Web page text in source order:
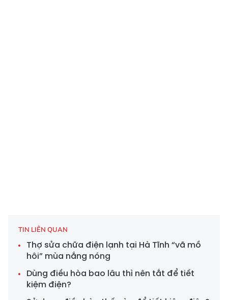
TIN LIÊN QUAN
Thợ sửa chữa điện lạnh tại Hà Tĩnh “vã mồ
hôi” mùa nắng nóng
Dùng điều hòa bao lâu thì nên tắt để tiết
kiệm điện?